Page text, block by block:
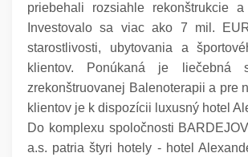
priebehali rozsiahle rekonštrukcie a
Investovalo sa viac ako 7 mil.
starostlivosti, ubytovania a
klientov. Ponúkaná je liečebná
zrekonštruovanej Balenoterapii a pre
klientov je k dispozícii luxusný hotel
Do komplexu spoločnosti
a.s. patria štyri hotely - hotel